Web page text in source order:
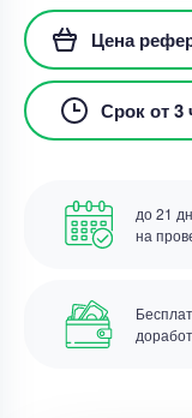
Цена
Срок от 3
до 21
на